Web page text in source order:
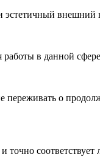
эстетичный внешний
в данной
о